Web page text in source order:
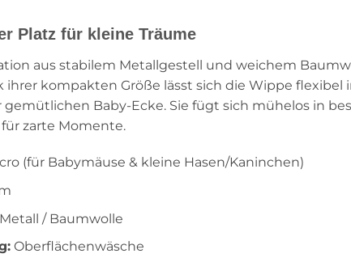
Platz für kleine Träume
aus stabilem Metallgestell und weichem
ihrer kompakten Größe lässt sich die Wippe
gemütlichen Baby-Ecke. Sie fügt sich mühelos in
zarte Momente.
(für Babymäuse & kleine Hasen/Kaninchen)
/ Baumwolle
Oberflächenwäsche